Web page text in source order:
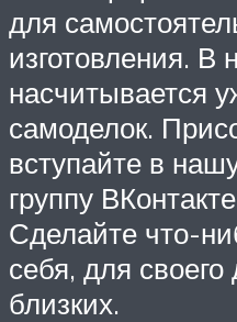
для
изготовления. В
насчитывается
самоделок.
вступайте в
группу
Сделайте что-
себя, для
близких.